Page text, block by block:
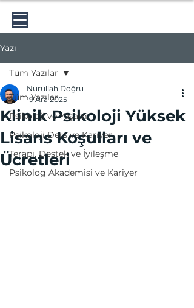
Yazı
Tüm Yazılar
Psikoloji ve Yaşam
Psikoloji Ders ve Kariyer
Terapi, Destek ve İyileşme
Psikolog Akademisi ve Kariyer
Tüm Yazılar
Klinik Psikoloji Yüksek
Lisans Koşulları ve
Ücretleri
Nurullah Doğru
19 Ara 2025